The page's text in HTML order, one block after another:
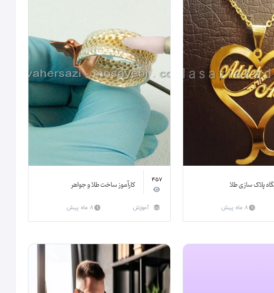
پلاک سازی طلا
8 ماه پیش
457 کارآموز ساخت طلا و جواهر
آموزش 8 ماه پیش